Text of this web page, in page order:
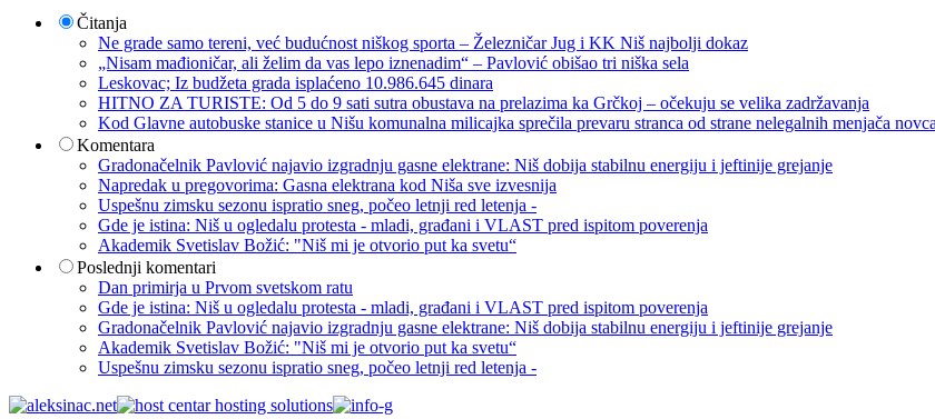
Čitanja
Ne grade samo tereni, već budućnost niškog sporta – Železničar Jug i KK Niš najbolji dokaz
„Nisam mađioničar, ali želim da vas lepo iznenadim“ – Pavlović obišao tri niška sela
Leskovac; Iz budžeta grada isplaćeno 10.986.645 dinara
HITNO ZA TURISTE: Od 5 do 9 sati sutra obustava na prelazima ka Grčkoj – očekuju se velika zadržavanja
Kod Glavne autobuske stanice u Nišu komunalna milicajka sprečila prevaru stranca od strane nelegalnih menjača novca
Komentara
Gradonačelnik Pavlović najavio izgradnju gasne elektrane: Niš dobija stabilnu energiju i jeftinije grejanje
Napredak u pregovorima: Gasna elektrana kod Niša sve izvesnija
Uspešnu zimsku sezonu ispratio sneg, počeo letnji red letenja -
Gde je istina: Niš u ogledalu protesta - mladi, građani i VLAST pred ispitom poverenja
Akademik Svetislav Božić: "Niš mi je otvorio put ka svetu“
Poslednji komentari
Dan primirja u Prvom svetskom ratu
Gde je istina: Niš u ogledalu protesta - mladi, građani i VLAST pred ispitom poverenja
Gradonačelnik Pavlović najavio izgradnju gasne elektrane: Niš dobija stabilnu energiju i jeftinije grejanje
Akademik Svetislav Božić: "Niš mi je otvorio put ka svetu“
Uspešnu zimsku sezonu ispratio sneg, počeo letnji red letenja -